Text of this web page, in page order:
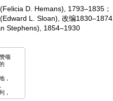
D. Hemans), 1793–1835；
L. Sloan), 改编1830–1874
Stephens), 1854–1930
颂
，
，